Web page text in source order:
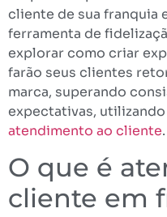
cliente de sua franquia
ferramenta de
explorar como criar
farão seus clientes
marca, superando
expectativas, utilizando
atendimento ao cliente.
O que é
cliente em